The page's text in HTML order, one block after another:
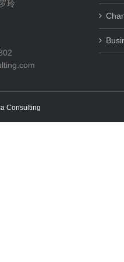
玲
Consulting